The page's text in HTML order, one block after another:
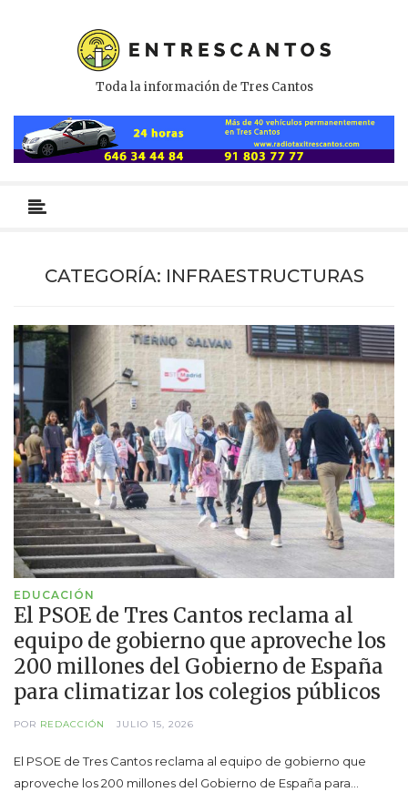
Toda la información de Tres Cantos
primario
CATEGORÍA: INFRAESTRUCTURAS
EDUCACIÓN
El PSOE de Tres Cantos reclama al
equipo de gobierno que aproveche los
200 millones del Gobierno de España
para climatizar los colegios públicos
POR REDACCIÓN JULIO 15, 2026
El PSOE de Tres Cantos reclama al equipo de gobierno que
aproveche los 200 millones del Gobierno de España para…